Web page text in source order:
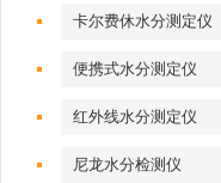
卡尔费休水分测定仪
便携式水分测定仪
红外线水分测定仪
尼龙水分检测仪